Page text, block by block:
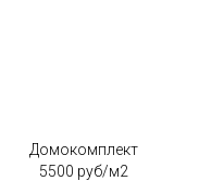
Домокомплект
5500 руб/м2